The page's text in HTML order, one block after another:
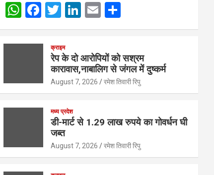
W
h
at
p
p
F
a
ce
o
k
T
wi
tt
er
Li
n
dI
n
E
m h
e
क्राइम
रेप के दो आरोपियों को सश्रम
कारावास,नाबालिग से जंगल में दुष्कर्म
August 7, 2026 रमेश तिवारी रिपु
मध्य प्रदेश
डी-मार्ट से 1.29 लाख रुपये का गोवर्धन घी
जब्त
August 7, 2026 रमेश तिवारी रिपु